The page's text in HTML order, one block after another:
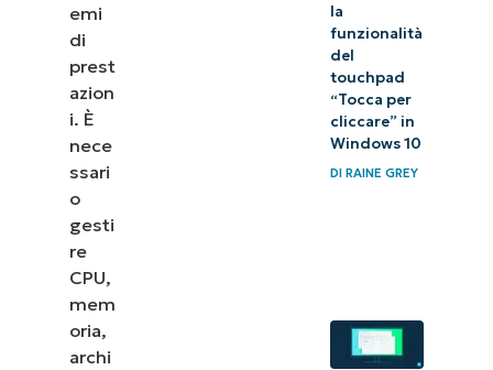
emi
di
prest
azion
i. È
nece
ssari
o
gesti
re
CPU,
mem
oria,
archi
la
funzionalità
del
touchpad
“Tocca per
cliccare” in
Windows 10
DIRAINE GREY